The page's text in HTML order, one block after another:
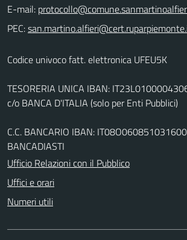
E-mail:
PEC:
Codice univoco fatt. elettronica UFEU5K
TESORERIA UNICA IBAN:
c/o BANCA D'ITALIA (solo per Enti Pubblici)
C.C. BANCARIO IBAN:
BANCADIASTI
Ufficio Relazioni con il Pubblico
Uffici e orari
Numeri utili